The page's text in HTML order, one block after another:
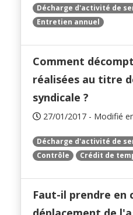
Décharge d'activité de
Entretien annuel
Comment
réalisées au titre
syndicale ?
27/01/2017 - Modifié
Décharge d'activité de
Contrôle
Crédit de
Faut-il prendre en